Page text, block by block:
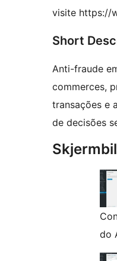
visite https://
Short
Anti-fraude
commerces,
transações e
de decisões
do